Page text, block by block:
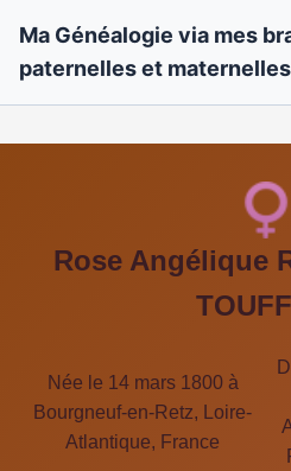
Ma Généalogie via mes
paternelles et maternelles
Rose Angélique
Née le 14 mars 1800 à
Bourgneuf-en-Retz, Loire-
Atlantique, France